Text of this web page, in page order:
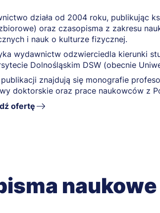
działa od 2004 roku, publikując
oraz czasopisma z zakresu
i nauk o kulturze fizycznej.
wydawnictw odzwierciedla kierunki
Dolnośląskim DSW (obecnie
znajdują się monografie
doktorskie oraz prace naukowców z
ofertę
naukowe